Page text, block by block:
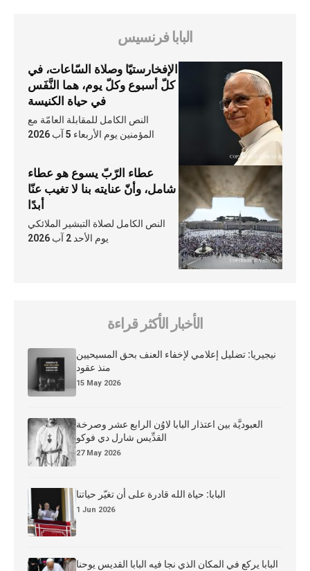
البابا فرنسيس
الإفخارستيّا وصلاة السّاعات، في
كلّ أسبوع وكلّ يوم، هما النَّفَس
في حياة الكنيسة
النص الكامل للمقابلة العامّة مع
المؤمنين يوم الأربعاء 5 آب 2026
عطاء الرّبّ يسوع هو عطاء
شامل، وأنّ عنايته بنا لا تغيب عنّا
أبدًا
النص الكامل لصلاة التبشير الملائكي
يوم الأحد 2 آب 2026
الأخبار الأكثر قراءة
نيجيريا: تضليل إعلامي لإخفاء العنف بحق المسيحيين
منذ عقود
15 May 2026
العبوديَّة بين اعتذار البابا لاوُن الرابع عشر وصرخة
القدِّيس شارل دي فوكو
27 May 2026
البابا: حياة الله قادرة على أن تغيّر حياتنا
1 Jun 2026
البابا يركع في المكان الذي نجا فيه البابا القديس يوحنا